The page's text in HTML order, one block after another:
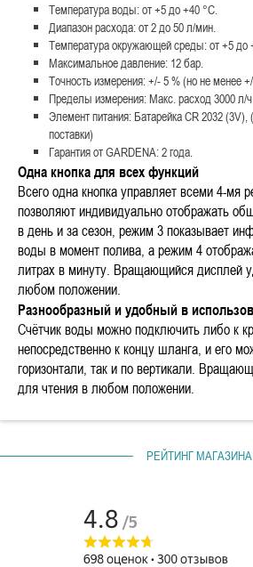
Температура воды: от +5 до +40 °C.
Диапазон расхода: от 2 до 50 л/мин.
Температура окружающей среды: от +5 до
Максимальное давление: 12 бар.
Точность измерения: +/- 5 % (но не менее
Пределы измерения: Макс. расход 3000 л/
Элемент питания: Батарейка CR 2032 (3V),
поставки)
Гарантия от GARDENA: 2 года.
Одна кнопка для всех функций
Всего одна кнопка управляет всеми 4-
позволяют индивидуально отображать
в день и за сезон, режим 3 показывает
воды в момент полива, а режим 4
литрах в минуту. Вращающийся дисплей
любом положении.
Разнообразный и удобный в
Счётчик воды можно подключить либо к
непосредственно к концу шланга, и его
горизонтали, так и по вертикали.
для чтения в любом положении.
РЕЙТИНГ МАГАЗИНА